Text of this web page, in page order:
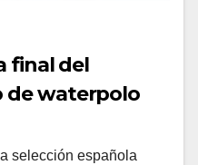
final del
de waterpolo
selección española